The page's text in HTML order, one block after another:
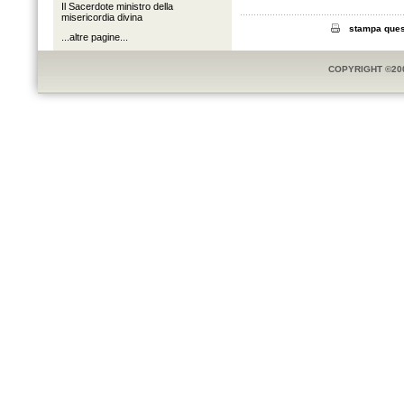
Il Sacerdote ministro della
misericordia divina
...altre pagine...
stampa
COPYRIGHT